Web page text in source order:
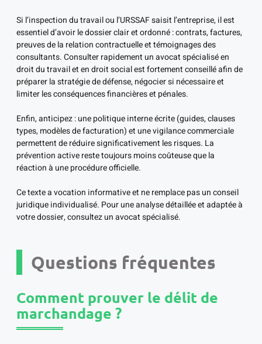
Si l’inspection du travail ou l’URSSAF saisit l’entreprise, il est
essentiel d’avoir le dossier clair et ordonné : contrats, factures,
preuves de la relation contractuelle et témoignages des
consultants. Consulter rapidement un avocat spécialisé en
droit du travail et en droit social est fortement conseillé afin de
préparer la stratégie de défense, négocier si nécessaire et
limiter les conséquences financières et pénales.
Enfin, anticipez : une politique interne écrite (guides, clauses
types, modèles de facturation) et une vigilance commerciale
permettent de réduire significativement les risques. La
prévention active reste toujours moins coûteuse que la
réaction à une procédure officielle.
Ce texte a vocation informative et ne remplace pas un conseil
juridique individualisé. Pour une analyse détaillée et adaptée à
votre dossier, consultez un avocat spécialisé.
Questions fréquentes
Comment prouver le délit de
marchandage ?